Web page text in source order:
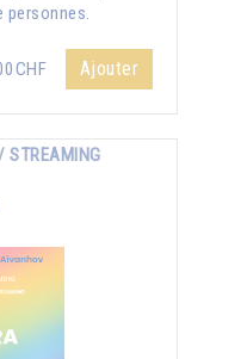
Ajouter
STREAMING